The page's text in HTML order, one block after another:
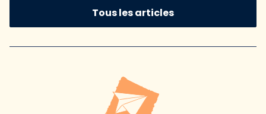
Tous les articles